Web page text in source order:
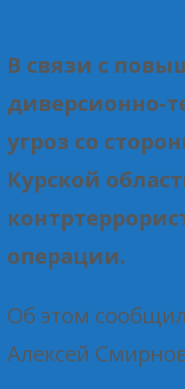
В связи с
диверсионно-
угроз со
Курской
операции.
Об этом
Алексей